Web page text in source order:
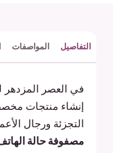
التفاصيل المواصفات
في العصر
إنشاء منتجات
التجزئة ورجال
مصفوفة حالة